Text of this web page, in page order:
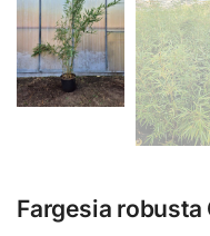
Fargesia robusta